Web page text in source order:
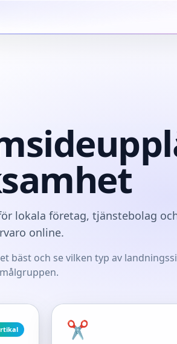
lokala företag, tjänstebolag
online.
bäst och se vilken typ av
✂️